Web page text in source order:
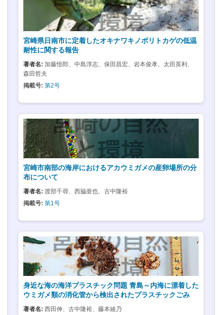
宮崎県日南市に定着したオキナワキノボリトカゲの低温
耐性に関する報告
著者名: 加藤悟郎、中島淳志、保田昌宏、岩本俊孝、太田英利、
森田哲夫
掲載号: 第2号
宮崎市南部の海岸におけるアカウミガメの産卵場所の分
布について
著者名: 渡部千尋、西脇亜也、古中隆裕
掲載号: 第1号
身近な海の海洋プラスチック問題 青島～内海に漂着した
ウミガメ類の消化管から検出されたプラスチックごみ
著者名: 西田伸、古中隆裕、藤本綾乃